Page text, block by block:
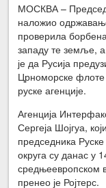
МОСКВА –
наложио
проверила
западу те земље, а
је да Русија
Црноморске
руске агенције.
Агенција
Сергеја Шојгуа,
председника
округа су данас у
средњеевропском
пренео је Ројтерс.